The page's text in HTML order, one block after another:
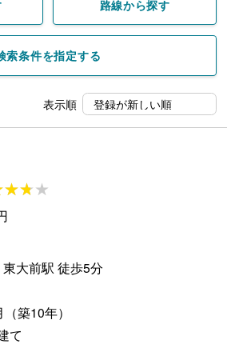
路線から探す
索条件を指定する
表示順
大前駅 徒歩5分
築10年）
て